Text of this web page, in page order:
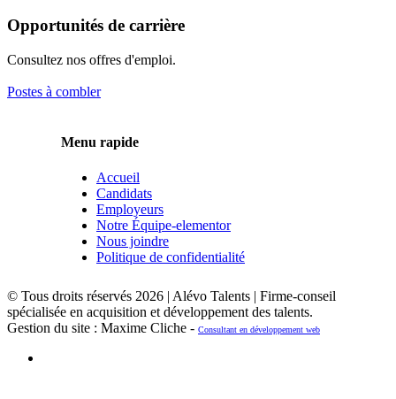
Opportunités de carrière
Consultez nos offres d'emploi.
Postes à combler
Menu rapide
Accueil
Candidats
Employeurs
Notre Équipe-elementor
Nous joindre
Politique de confidentialité
© Tous droits réservés 2026 | Alévo Talents | Firme-conseil
spécialisée en acquisition et développement des talents.
Gestion du site : Maxime Cliche - Consultant en développement web